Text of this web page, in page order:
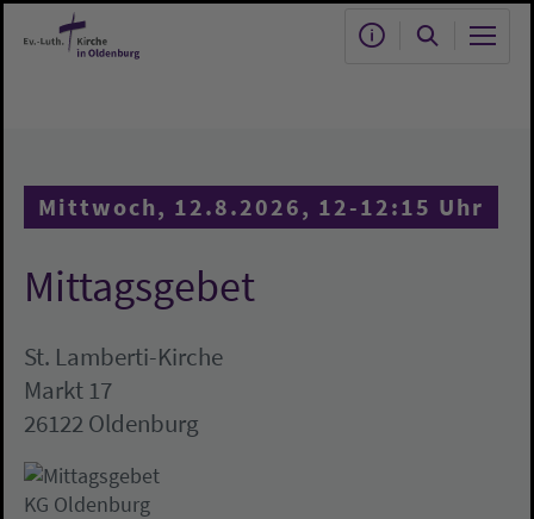
Zum Hauptinhalt springen
Mittagsgebet
Mittwoch, 12.8.2026, 12-12:15 Uhr
St. Lamberti-Kirche
Markt 17
26122 Oldenburg
KG Oldenburg